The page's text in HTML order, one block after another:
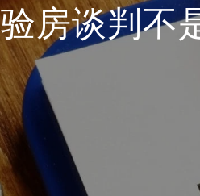
验房谈判不